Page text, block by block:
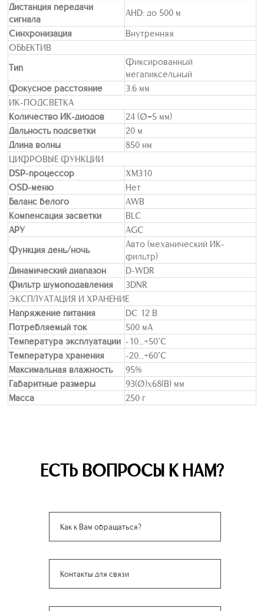
Дистанция передачи
сигнала
AHD: до 500 м
Синхронизация
Внутренняя
ОБЪЕКТИВ
Тип
Фиксированный
мегапиксельный
Фокусное расстояние
3.6 мм
ИК-ПОДСВЕТКА
Количество ИК-диодов
24 (Ø=5 мм)
Дальность подсветки
20 м
Длина волны
850 нм
ЦИФРОВЫЕ ФУНКЦИИ
DSP-процессор
XM310
OSD-меню
Нет
Баланс белого
AWB
Компенсация засветки
BLC
АРУ
AGC
Функция день/ночь
Авто (механический ИК-
фильтр)
Динамический диапазон
D-WDR
Фильтр шумоподавления
3DNR
ЭКСПЛУАТАЦИЯ И ХРАНЕНИЕ
Напряжение питания
DC 12 В
Потребляемый ток
500 мА
Температура эксплуатации -10...+50°С
Температура хранения
-20...+60°С
Максимальная влажность
95%
Габаритные размеры
93(Ø)х68(В) мм
Масса
250 г
ЕСТЬ ВОПРОСЫ К НАМ?